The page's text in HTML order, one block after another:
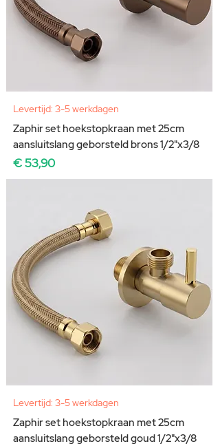
Levertijd: 3-5 werkdagen
Zaphir set hoekstopkraan met 25cm
aansluitslang geborsteld brons 1/2"x3/8
Prijs
€ 53,90
Levertijd: 3-5 werkdagen
Zaphir set hoekstopkraan met 25cm
aansluitslang geborsteld goud 1/2"x3/8